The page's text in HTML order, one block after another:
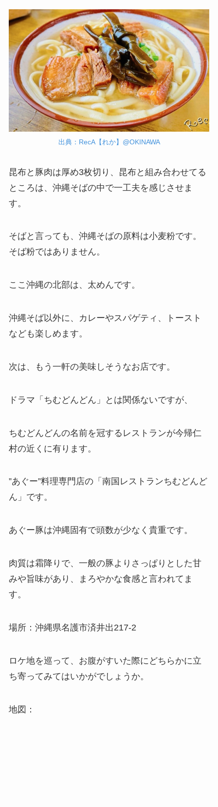
出典：RecA【れか】@OKINAWA
昆布と豚肉は厚め3枚切り、昆布と組み合わせてる
ところは、沖縄そばの中で一工夫を感じさせま
す。
そばと言っても、沖縄そばの原料は小麦粉です。
そば粉ではありません。
ここ沖縄の北部は、太めんです。
沖縄そば以外に、カレーやスパゲティ、トースト
なども楽しめます。
次は、もう一軒の美味しそうなお店です。
ドラマ「ちむどんどん」とは関係ないですが、
ちむどんどんの名前を冠するレストランが今帰仁
村の近くに有ります。
”あぐー”料理専門店の「南国レストランちむどんど
ん」です。
あぐー豚は沖縄固有で頭数が少なく貴重です。
肉質は霜降りで、一般の豚よりさっぱりとした甘
みや旨味があり、まろやかな食感と言われてま
す。
場所：沖縄県名護市済井出217-2
ロケ地を巡って、お腹がすいた際にどちらかに立
ち寄ってみてはいかがでしょうか。
地図：